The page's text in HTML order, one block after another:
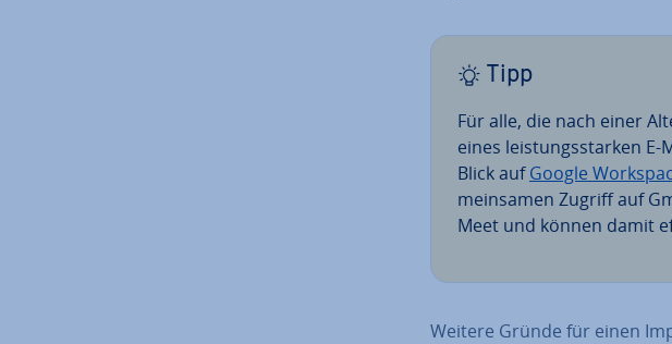
Tipp
Für alle, die nach einer
eines leis­tungs­star­ken E-
Blick aufGoogle
mein­sa­men Zugriff auf
Meet und können damit
Weitere Gründe für einen